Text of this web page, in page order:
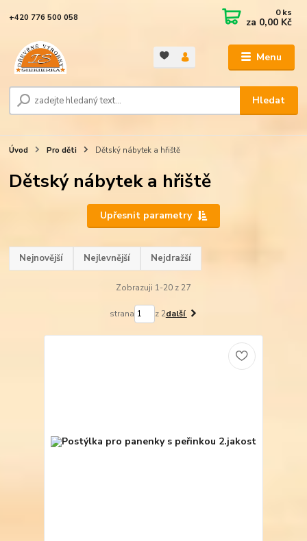
Menu
Hledat
+420 776 500 058 0ks
za 0,00 Kč
Úvod Pro děti Dětský nábytek a hřiště
Dětský nábytek a hřiště
Upřesnit parametry
Nejnovější Nejlevnější Nejdražší
Zobrazuji 1-20 z 27
strana z 2další